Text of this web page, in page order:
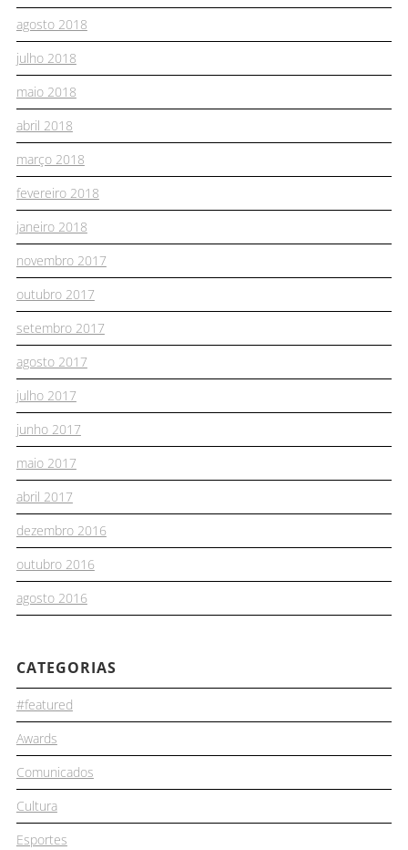
agosto 2018
julho 2018
maio 2018
abril 2018
março 2018
fevereiro 2018
janeiro 2018
novembro 2017
outubro 2017
setembro 2017
agosto 2017
julho 2017
junho 2017
maio 2017
abril 2017
dezembro 2016
outubro 2016
agosto 2016
CATEGORIAS
#featured
Awards
Comunicados
Cultura
Esportes